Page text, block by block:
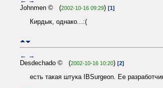
Johnmen © (2002-10-16 09:29) [1]
Кирдык, однако...:(
← →
Desdechado © (2002-10-16 10:20) [2]
есть такая штука IBSurgeon. Ее